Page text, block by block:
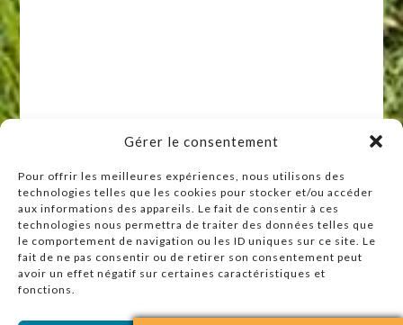
Gérer le consentement
Pour offrir les meilleures expériences, nous utilisons des
technologies telles que les cookies pour stocker et/ou accéder
aux informations des appareils. Le fait de consentir à ces
technologies nous permettra de traiter des données telles que
le comportement de navigation ou les ID uniques sur ce site. Le
fait de ne pas consentir ou de retirer son consentement peut
avoir un effet négatif sur certaines caractéristiques et
fonctions.
Raccourcis
Accueil
Actualités
Agenda